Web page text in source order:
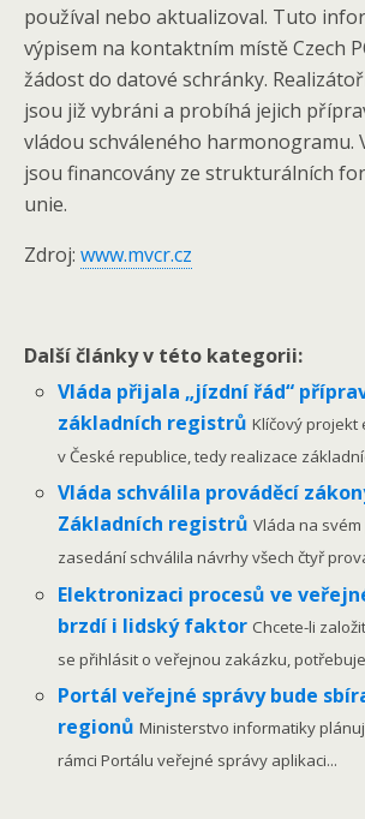
používal nebo aktualizoval. Tuto
výpisem na kontaktním místě Czech
žádost do datové schránky.
jsou již vybráni a probíhá jejich
vládou schváleného harmonogramu.
jsou financovány ze strukturálních
unie.
Zdroj: www.mvcr.cz
Další články v této kategorii:
Vláda přijala „jízdní řád“
základních registrůKlíčový projekt
v České republice, tedy realizace
Vláda schválila prováděcí
Základních registrůVláda na
zasedání schválila návrhy všech čtyř
Elektronizaci procesů ve
brzdí i lidský faktor Chcete-li
se přihlásit o veřejnou zakázku,
Portál veřejné správy bude
regionůMinisterstvo informatiky
rámci Portálu veřejné správy aplikaci...